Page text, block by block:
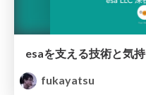
esaを支える技術と気
fukayatsu